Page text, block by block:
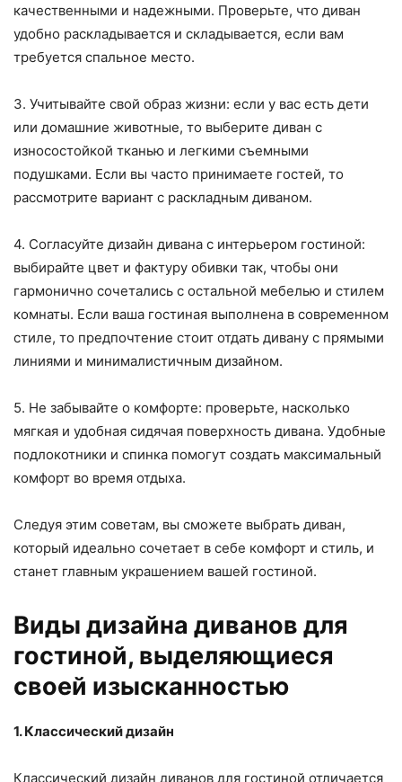
качественными и надежными. Проверьте, что диван
удобно раскладывается и складывается, если вам
требуется спальное место.
3. Учитывайте свой образ жизни: если у вас есть дети
или домашние животные, то выберите диван с
износостойкой тканью и легкими съемными
подушками. Если вы часто принимаете гостей, то
рассмотрите вариант с раскладным диваном.
4. Согласуйте дизайн дивана с интерьером гостиной:
выбирайте цвет и фактуру обивки так, чтобы они
гармонично сочетались с остальной мебелью и стилем
комнаты. Если ваша гостиная выполнена в современном
стиле, то предпочтение стоит отдать дивану с прямыми
линиями и минималистичным дизайном.
5. Не забывайте о комфорте: проверьте, насколько
мягкая и удобная сидячая поверхность дивана. Удобные
подлокотники и спинка помогут создать максимальный
комфорт во время отдыха.
Следуя этим советам, вы сможете выбрать диван,
который идеально сочетает в себе комфорт и стиль, и
станет главным украшением вашей гостиной.
Виды дизайна диванов для
гостиной, выделяющиеся
своей изысканностью
1. Классический дизайн
Классический дизайн диванов для гостиной отличается